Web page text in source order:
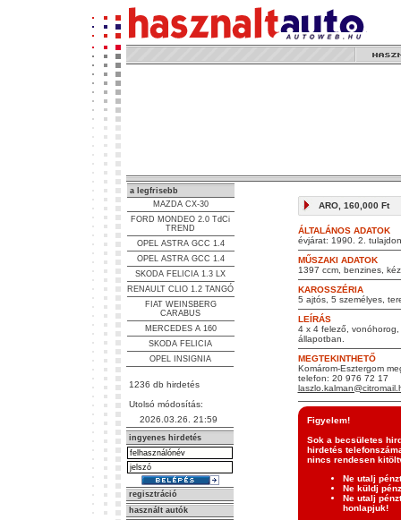
a legfrisebb
MAZDA CX-30
FORD MONDEO 2.0 TdCi
TREND
OPEL ASTRA GCC 1.4
OPEL ASTRA GCC 1.4
SKODA FELICIA 1.3 LX
RENAULT CLIO 1.2 TANGÓ
FIAT WEINSBERG
CARABUS
MERCEDES A 160
SKODA FELICIA
OPEL INSIGNIA
1236 db hirdetés
Utolsó módosítás:
2026.03.26. 21:59
ingyenes hirdetés
regisztráció
használt autók
ARO, 160,000 Ft
ÁLTALÁNOS ADATOK
évjárat: 1990. 2.
MŰSZAKI ADATOK
1397 ccm, benzines,
KAROSSZÉRIA
5 ajtós, 5 személyes,
LEÍRÁS
4 x 4 felező,
állapotban.
MEGTEKINTHETŐ
Komárom-Esztergom
telefon: 20 976 72 17
Figyelem!
Sok a becsületes
hirdetés
nincs rendesen
Ne utalj
Ne küldj
Ne utalj
honlapjuk!